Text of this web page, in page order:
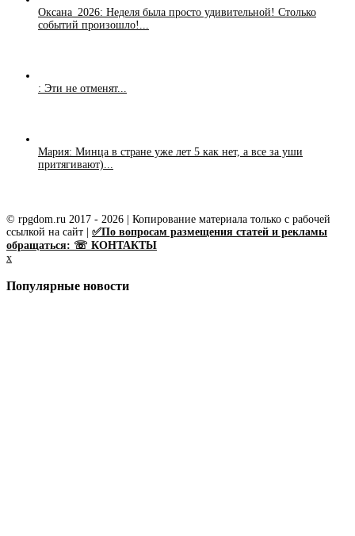
Оксана_2026: Неделя была просто удивительной! Столько
событий произошло!...
: Эти не отменят...
Мария: Минца в стране уже лет 5 как нет, а все за уши
притягивают)...
© rpgdom.ru 2017 - 2026 | Копирование материала только с рабочей
ссылкой на сайт | ✅По вопросам размещения статей и рекламы
обращаться: ☏ КОНТАКТЫ
x
Популярные новости